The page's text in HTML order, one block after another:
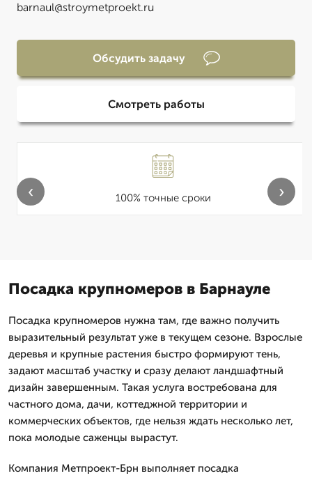
barnaul@stroymetproekt.ru
Обсудить задачу
Смотреть работы
100% точные сроки
‹ ›
Посадка крупномеров в Барнауле
Посадка крупномеров нужна там, где важно получить
выразительный результат уже в текущем сезоне. Взрослые
деревья и крупные растения быстро формируют тень,
задают масштаб участку и сразу делают ландшафтный
дизайн завершенным. Такая услуга востребована для
частного дома, дачи, коттеджной территории и
коммерческих объектов, где нельзя ждать несколько лет,
пока молодые саженцы вырастут.
Компания Метпроект-Брн выполняет посадка